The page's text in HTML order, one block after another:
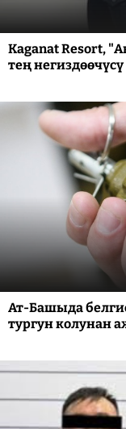
Kaganat Resort,
тең
Ат-Башыда
тургун колунан